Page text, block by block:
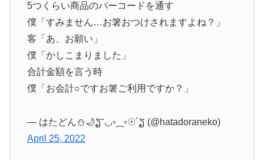
5つくらい商品のバーコードを通す
僕「すみません…お箸おつけされますよね？」
客「あ、お願い」
僕「かしこまりました」
合計金額を言う時
僕「お会計○ですお箸ご利用ですか？」
— はたどん⛄️🌙ຽ˘◡◦⁔◦☉´ຽ (@hatadoraneko)
April 25, 2022